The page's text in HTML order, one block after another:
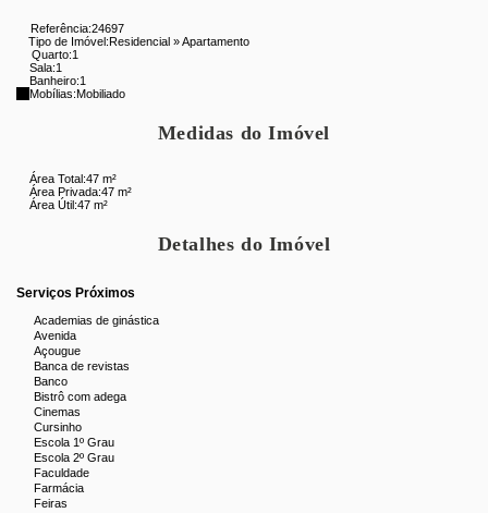
vibrante, excelente mobilidade e toda a praticidade de viver em
uma das regiões mais valorizadas e desejadas da cidade.
Se você procura um apartamento pronto para morar, com
conveniência que só Copacabana proporciona, esta é a
Referência:24697
Tipo de Imóvel:Residencial »Apartamento
Quarto:1
Sala:1
Banheiro:1
Mobílias:Mobiliado
Medidas do Imóvel
Área Total:47 m²
Área Privada:47 m²
Área Útil:47 m²
Detalhes do Imóvel
Serviços Próximos
Academias de ginástica
Avenida
Açougue
Banca de revistas
Banco
Bistrô com adega
Cinemas
Cursinho
Escola 1º Grau
Escola 2º Grau
Faculdade
Farmácia
Feiras